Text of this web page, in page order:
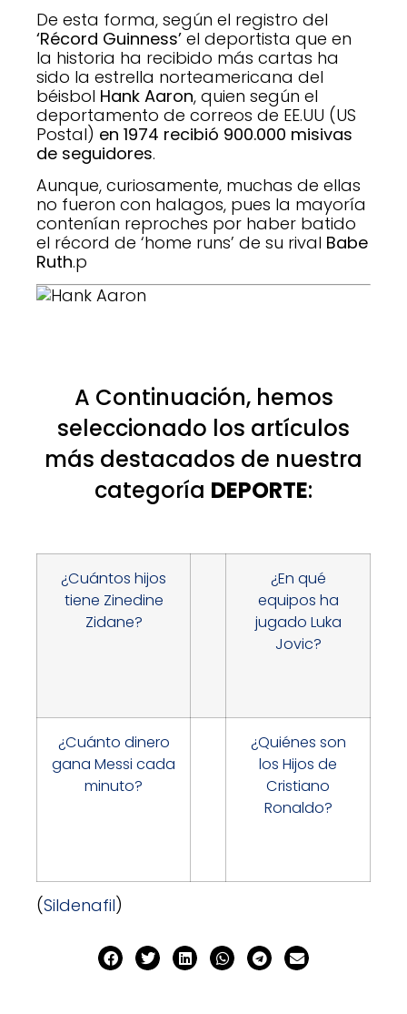
De esta forma, según el registro del
‘Récord Guinness’ el deportista que en
la historia ha recibido más cartas ha
sido la estrella norteamericana del
béisbol Hank Aaron, quien según el
deportamento de correos de EE.UU (US
Postal) en 1974 recibió 900.000 misivas
de seguidores.
Aunque, curiosamente, muchas de ellas
no fueron con halagos, pues la mayoría
contenían reproches por haber batido
el récord de ‘home runs’ de su rival Babe
Ruth.p
A Continuación, hemos
seleccionado los artículos
más destacados de nuestra
categoría DEPORTE:
¿Cuántos hijos
tiene Zinedine
Zidane?
¿En qué
equipos ha
jugado Luka
Jovic?
¿Cuánto dinero
gana Messi cada
minuto?
¿Quiénes son
los Hijos de
Cristiano
Ronaldo?
(Sildenafil)